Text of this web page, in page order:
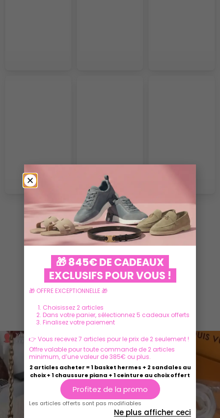
VOIR PLUS
Ils parlent de nous
🎁 845€ DE CADEAUX
EXCLUSIFS POUR VOUS !
🎁 OFFRE EXCEPTIONNELLE 🎁
Choisissez 2 articles
Dans votre panier, sélectionnez 5 cadeaux offerts
Finalisez votre paiement
👉 Vous recevez 7 articles pour le prix de 2 seulement !
Offre valable pour toute commande de 2 articles
minimum, d’une valeur de 385€ ou plus.
2 articles acheter = 1 basket hermes + 2 sandales au
choix + 1 chaussure piana + 1 ceinture au choix offert
Profitez de la promo
Les articles offerts sont pas modifiables
Ne plus afficher ceci